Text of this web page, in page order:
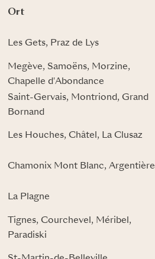
Ort
Les Gets, Praz de Lys
Megève, Samoëns, Morzine,
Chapelle d'Abondance
Saint-Gervais, Montriond, Grand
Bornand
Les Houches, Châtel, La Clusaz
Chamonix Mont Blanc, Argentière
La Plagne
Tignes, Courchevel, Méribel,
Paradiski